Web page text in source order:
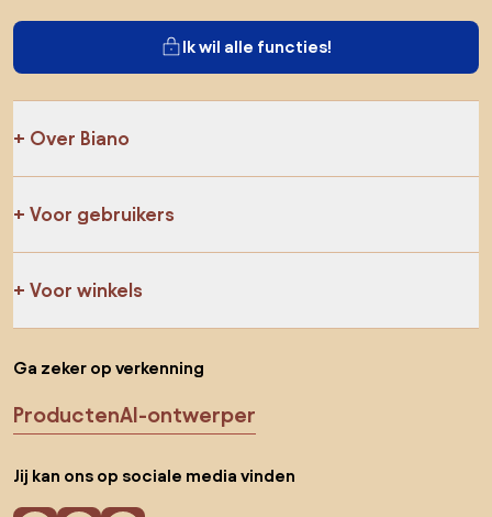
Ik wil alle functies!
Over Biano
Voor gebruikers
Voor winkels
Ga zeker op verkenning
ProductenAI-ontwerper
Jij kan ons op sociale media vinden